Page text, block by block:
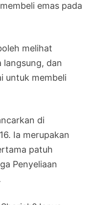
emas pada
melihat
langsung, dan
untuk membeli
di
Ia merupakan
patuh
Penyeliaan